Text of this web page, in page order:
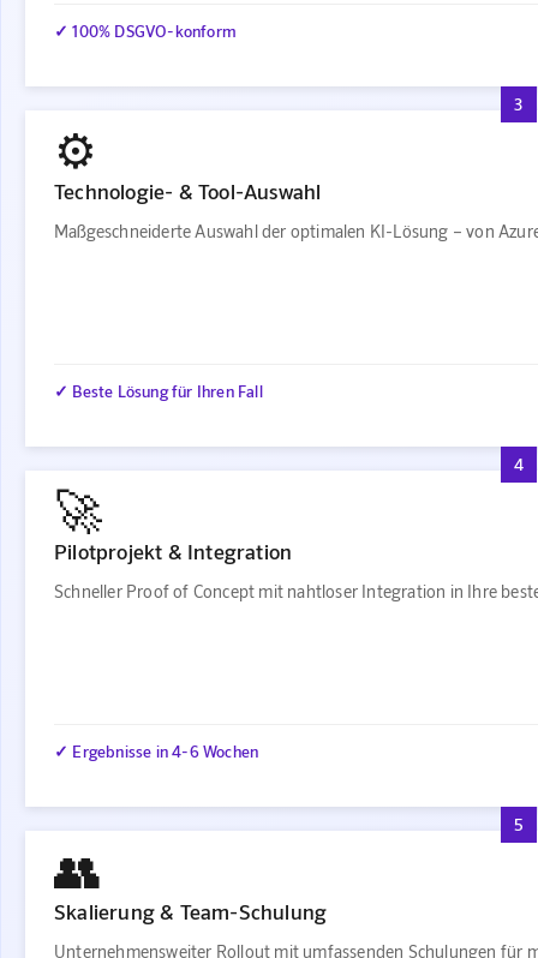
✓ 100% DSGVO-konform
3
⚙️
Technologie- & Tool-Auswahl
Maßgeschneiderte Auswahl der optimalen KI-Lösung – von
✓ Beste Lösung für Ihren Fall
4
🚀
Pilotprojekt & Integration
Schneller Proof of Concept mit nahtloser Integration in Ihre
✓ Ergebnisse in 4-6 Wochen
5
👥
Skalierung & Team-Schulung
Unternehmensweiter Rollout mit umfassenden Schulungen für